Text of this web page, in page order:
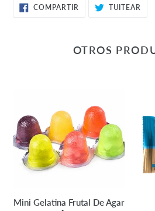
COMPARTIR COMPARTIR
EN
TUITEAR
OTROS
Frutal
De
Agar
Agar
Mini Gelatina Frutal De Agar
30g